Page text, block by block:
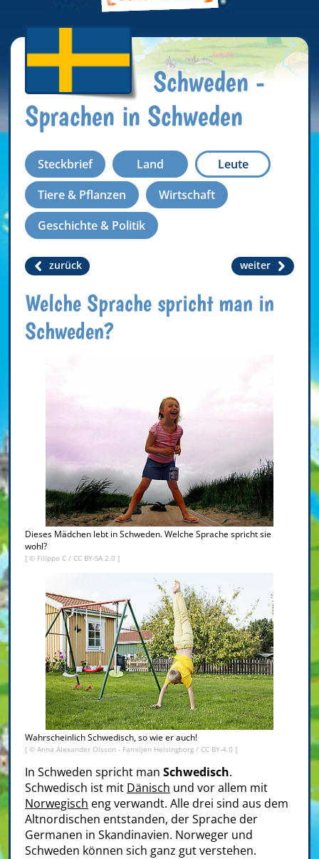
Schweden -
Sprachen in Schweden
Steckbrief Land
Leute
Tiere & Pflanzen
Wirtschaft
Geschichte & Politik
zurück weiter
Welche Sprache spricht man in
Schweden?
Dieses Mädchen lebt in Schweden. Welche Sprache spricht sie
wohl?
[ © Filippo C / CC BY-SA 2.0 ]
Wahrscheinlich Schwedisch, so wie er auch!
[ © Anna Alexander Olsson - Familjen Helsingborg / CC BY-4.0 ]
In Schweden spricht man Schwedisch.
Schwedisch ist mit Dänisch und vor allem mit
Norwegisch eng verwandt. Alle drei sind aus dem
Altnordischen entstanden, der Sprache der
Germanen in Skandinavien. Norweger und
Schweden können sich ganz gut verstehen.